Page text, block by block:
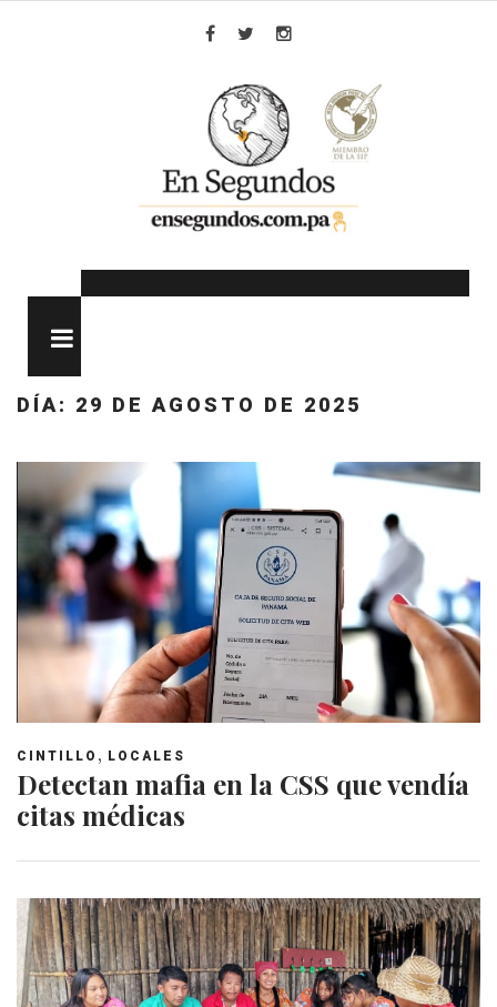
DÍA: 29 DE AGOSTO DE 2025
CINTILLO , LOCALES
Detectan mafia en la CSS que vendía
citas médicas